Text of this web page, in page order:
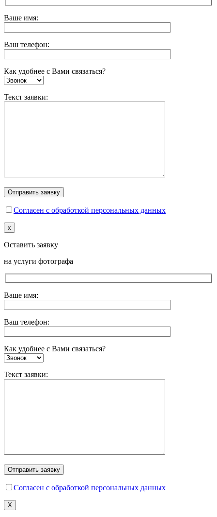
Ваше имя:
Ваш телефон:
Как удобнее с Вами связаться?
Текст заявки:
Согласен с обработкой персональных данных
x
Оставить заявку
на услуги фотографа
Ваше имя:
Ваш телефон:
Как удобнее с Вами связаться?
Текст заявки:
Согласен с обработкой персональных данных
X